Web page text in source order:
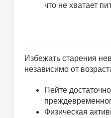
что не хватает
Избежать старения
независимо от
Пейте
Физическая